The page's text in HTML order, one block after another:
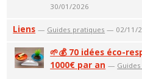
30/01/2026
Liens — Guides pratiques — 02/11/
🌱💰 70 idées éco-
1000€ par an —